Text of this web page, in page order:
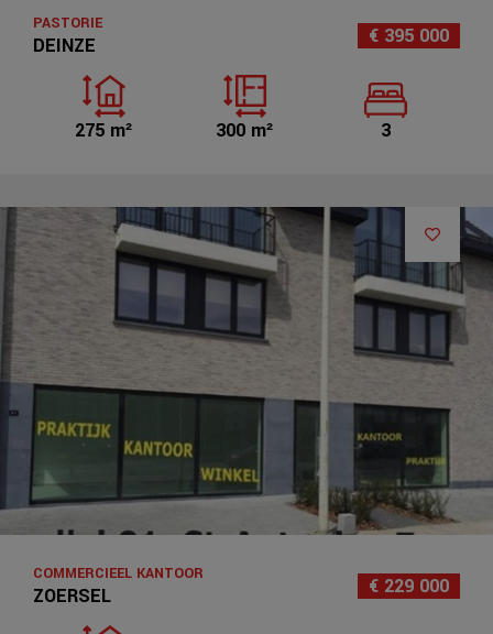
€ 395 000
DEINZE
PASTORIE
3
300 m²
275 m²
€ 229 000
ZOERSEL
COMMERCIEEL KANTOOR